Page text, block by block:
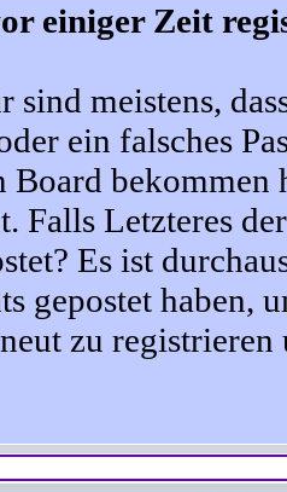
einiger Zeit
sind meistens,
ein falsches
bekommen
Falls Letzteres
Es ist
gepostet haben,
zu